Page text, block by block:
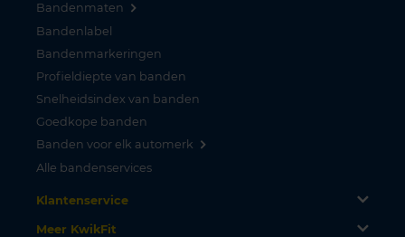
Bandenmaten
Bandenlabel
Bandenmarkeringen
Profieldiepte van banden
Snelheidsindex van banden
Goedkope banden
Banden voor elk automerk
Alle bandenservices
Klantenservice
Meer KwikFit